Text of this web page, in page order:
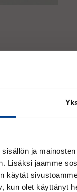
ja
Lisäksi jaamme
käytät
kun olet käyttänyt
Huomioithan, että
hintoja.